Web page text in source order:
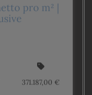
pro m² |
371.187,00 €